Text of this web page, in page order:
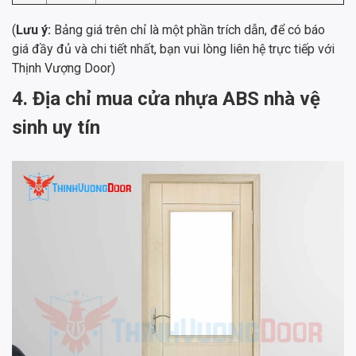
(Lưu ý: Bảng giá trên chỉ là một phần trích dẫn, để có báo
giá đầy đủ và chi tiết nhất, bạn vui lòng liên hệ trực tiếp với
Thịnh Vượng Door)
4. Địa chỉ mua cửa nhựa ABS nhà vệ
sinh uy tín